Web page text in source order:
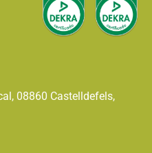
08860 Castelldefels,